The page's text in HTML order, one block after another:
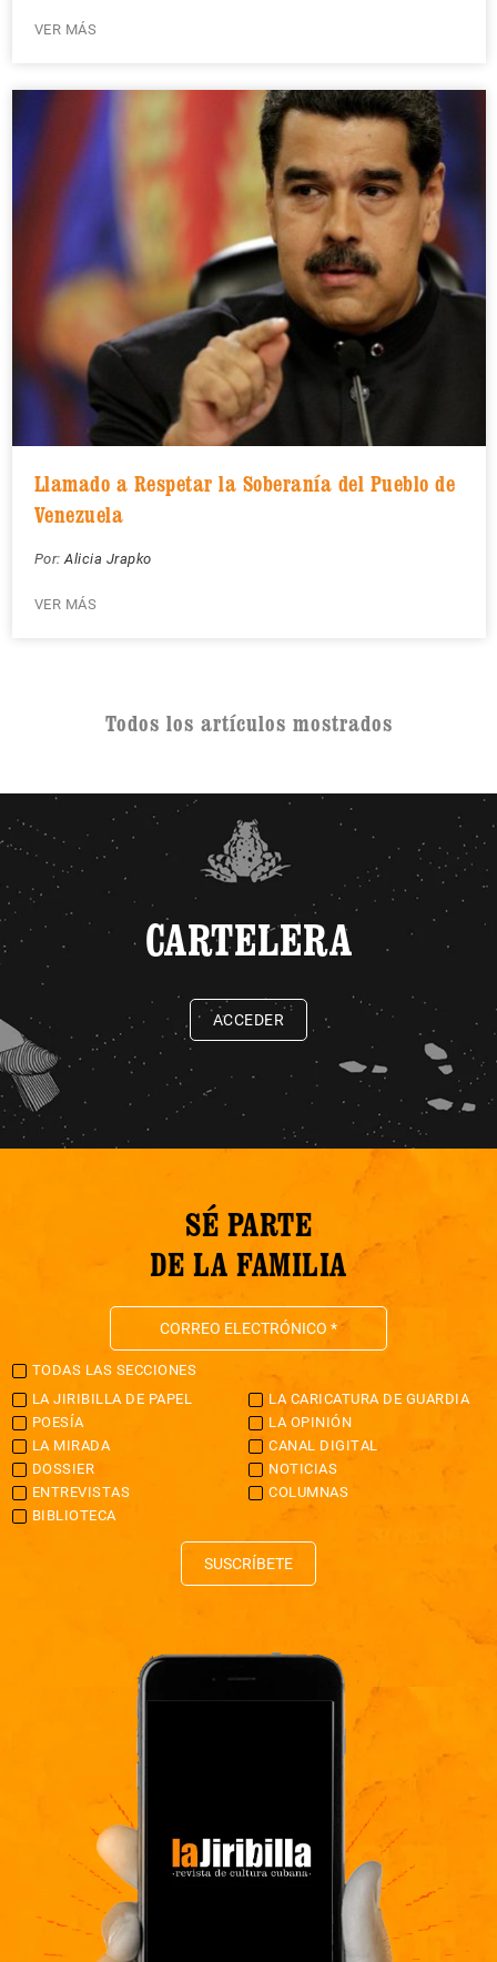
VER MÁS
Llamado a Respetar la Soberanía del Pueblo de
Venezuela
Por:Alicia Jrapko
VER MÁS
Todos los artículos mostrados
CARTELERA
ACCEDER
SÉ PARTE
DE LA FAMILIA
TODAS LAS SECCIONES
LA JIRIBILLA DE PAPEL
LA CARICATURA DE GUARDIA
POESÍA
LA OPINIÓN
LA MIRADA
CANAL DIGITAL
DOSSIER
NOTICIAS
ENTREVISTAS
COLUMNAS
BIBLIOTECA
SUSCRÍBETE